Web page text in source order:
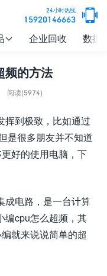
24小时热线
15920146663 
 企业回收 数据
频的方法
阅读(5974)
挥到极致，比如通过
是很多朋友并不知道
好的使用电脑，下
成电路，是一台计算
编cpu怎么超频，其
就来说说简单的超